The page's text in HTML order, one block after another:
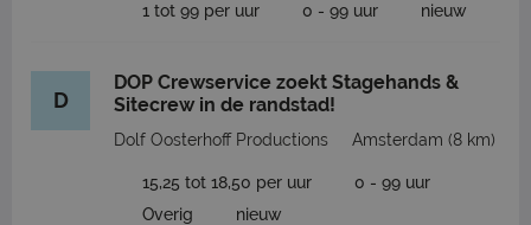
1 tot 99 per uur 0 - 99 uur nieuw
D
DOP Crewservice zoekt Stagehands &
Sitecrew in de randstad!
Dolf Oosterhoff Productions Amsterdam (8 km)
15,25 tot 18,50 per uur
0 - 99 uur
Overig
nieuw